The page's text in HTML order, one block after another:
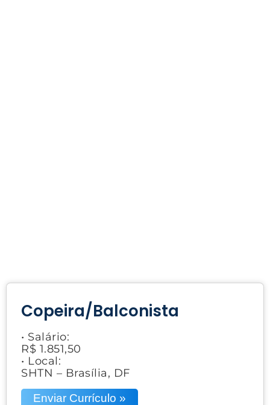
Copeira/Balconista
• Salário:
R$ 1.851,50
• Local:
SHTN – Brasília, DF
Enviar Currículo »